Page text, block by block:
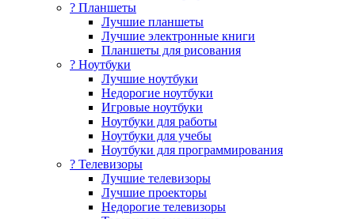
? Планшеты
Лучшие планшеты
Лучшие электронные книги
Планшеты для рисования
? Ноутбуки
Лучшие ноутбуки
Недорогие ноутбуки
Игровые ноутбуки
Ноутбуки для работы
Ноутбуки для учебы
Ноутбуки для программирования
? Телевизоры
Лучшие телевизоры
Лучшие проекторы
Недорогие телевизоры